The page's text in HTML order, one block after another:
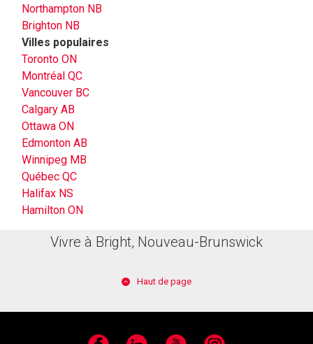
Northampton NB
Brighton NB
Villes populaires
Toronto ON
Montréal QC
Vancouver BC
Calgary AB
Ottawa ON
Edmonton AB
Winnipeg MB
Québec QC
Halifax NS
Hamilton ON
Vivre à Bright, Nouveau-Brunswick
Haut de page